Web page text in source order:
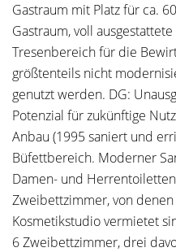
Gastraum mit Platz für ca.
Gastraum, voll
Tresenbereich für die
größtenteils nicht
genutzt werden. DG:
Potenzial für zukünftige
Anbau (1995 saniert und
Büfettbereich. Moderner
Damen- und
Zweibettzimmer, von
Kosmetikstudio vermietet
6 Zweibettzimmer, drei